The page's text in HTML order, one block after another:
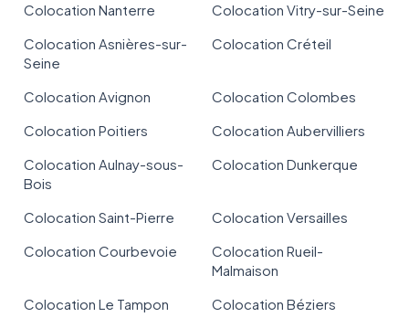
Colocation Nanterre
Colocation Vitry-sur-Seine
Colocation Asnières-sur-
Seine
Colocation Créteil
Colocation Avignon
Colocation Colombes
Colocation Poitiers
Colocation Aubervilliers
Colocation Aulnay-sous-
Bois
Colocation Dunkerque
Colocation Saint-Pierre
Colocation Versailles
Colocation Courbevoie
Colocation Rueil-
Malmaison
Colocation Le Tampon
Colocation Béziers